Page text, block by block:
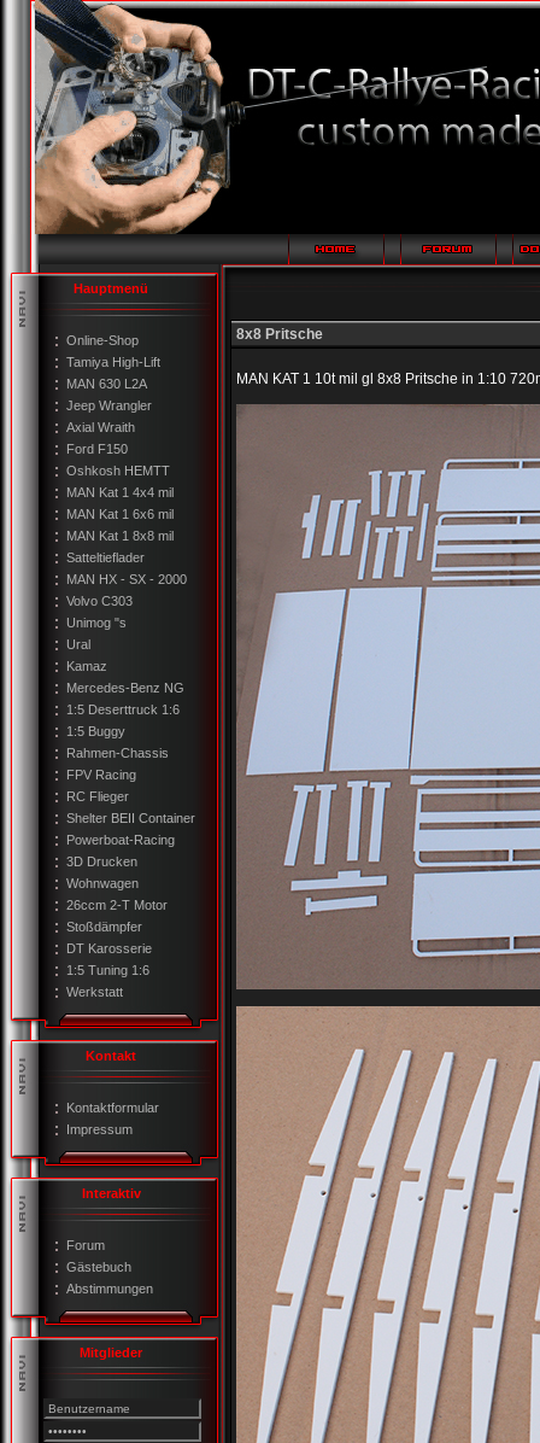
Hauptmenü
Online-Shop
Tamiya High-Lift
MAN 630 L2A
Jeep Wrangler
Axial Wraith
Ford F150
Oshkosh HEMTT
MAN Kat 1 4x4 mil
MAN Kat 1 6x6 mil
MAN Kat 1 8x8 mil
Satteltieflader
MAN HX - SX - 2000
Volvo C303
Unimog "s
Ural
Kamaz
Mercedes-Benz NG
1:5 Deserttruck 1:6
1:5 Buggy
Rahmen-Chassis
FPV Racing
RC Flieger
Shelter BEII Container
Powerboat-Racing
3D Drucken
Wohnwagen
26ccm 2-T Motor
Stoßdämpfer
DT Karosserie
1:5 Tuning 1:6
Werkstatt
Kontakt
Kontaktformular
Impressum
Interaktiv
Forum
Gästebuch
Abstimmungen
Mitglieder
8x8 Pritsche
MAN KAT 1 10t mil gl 8x8 Pritsche in 1:10